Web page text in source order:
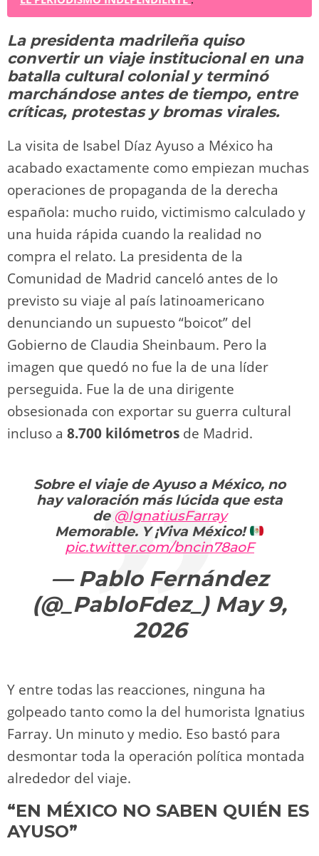
sk
y
o
d
o
n
gr
a
m
s
A
p
p
e
b
o
o
k
di
t Li
n
k
tir
La presidenta madrileña quiso
convertir un viaje institucional en una
batalla cultural colonial y terminó
marchándose antes de tiempo, entre
críticas, protestas y bromas virales.
La visita de Isabel Díaz Ayuso a México ha
acabado exactamente como empiezan muchas
operaciones de propaganda de la derecha
española: mucho ruido, victimismo calculado y
una huida rápida cuando la realidad no
compra el relato. La presidenta de la
Comunidad de Madrid canceló antes de lo
previsto su viaje al país latinoamericano
denunciando un supuesto “boicot” del
Gobierno de Claudia Sheinbaum. Pero la
imagen que quedó no fue la de una líder
perseguida. Fue la de una dirigente
obsesionada con exportar su guerra cultural
incluso a 8.700 kilómetros de Madrid.
Sobre el viaje de Ayuso a México, no
hay valoración más lúcida que esta
de @IgnatiusFarray
Memorable. Y ¡Viva México!
pic.twitter.com/bncin78aoF
— Pablo Fernández
(@_PabloFdez_) May 9,
2026
Y entre todas las reacciones, ninguna ha
golpeado tanto como la del humorista Ignatius
Farray. Un minuto y medio. Eso bastó para
desmontar toda la operación política montada
alrededor del viaje.
“EN MÉXICO NO SABEN QUIÉN ES
AYUSO”